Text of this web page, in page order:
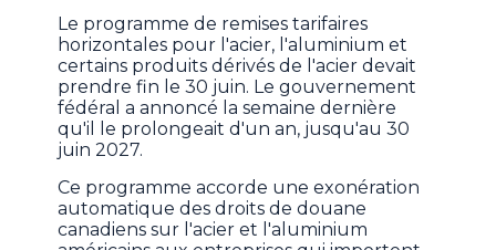
Le programme de remises tarifaires
horizontales pour l'acier, l'aluminium et
certains produits dérivés de l'acier devait
prendre fin le 30 juin. Le gouvernement
fédéral a annoncé la semaine dernière
qu'il le prolongeait d'un an, jusqu'au 30
juin 2027.
Ce programme accorde une exonération
automatique des droits de douane
canadiens sur l'acier et l'aluminium